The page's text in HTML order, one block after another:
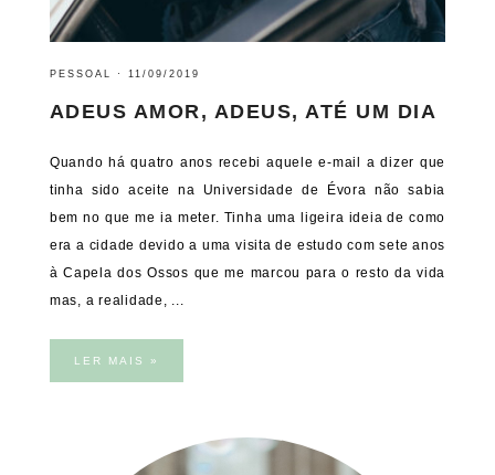
PESSOAL · 11/09/2019
ADEUS AMOR, ADEUS, ATÉ UM DIA
Quando há quatro anos recebi aquele e-mail a dizer que
tinha sido aceite na Universidade de Évora não sabia
bem no que me ia meter. Tinha uma ligeira ideia de como
era a cidade devido a uma visita de estudo com sete anos
à Capela dos Ossos que me marcou para o resto da vida
mas, a realidade, ...
LER MAIS »